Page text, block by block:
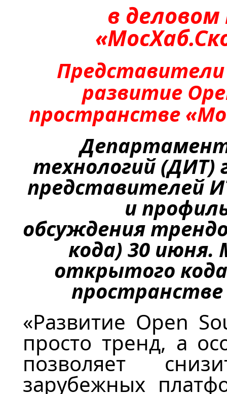
в
«
развитие
пространстве «
технологий (ДИТ)
представителей
и
обсуждениятренд
кода) 30 июня.
открытого
пространстве
«Развитие Open
просто тренд, а
позволяет
зарубежных